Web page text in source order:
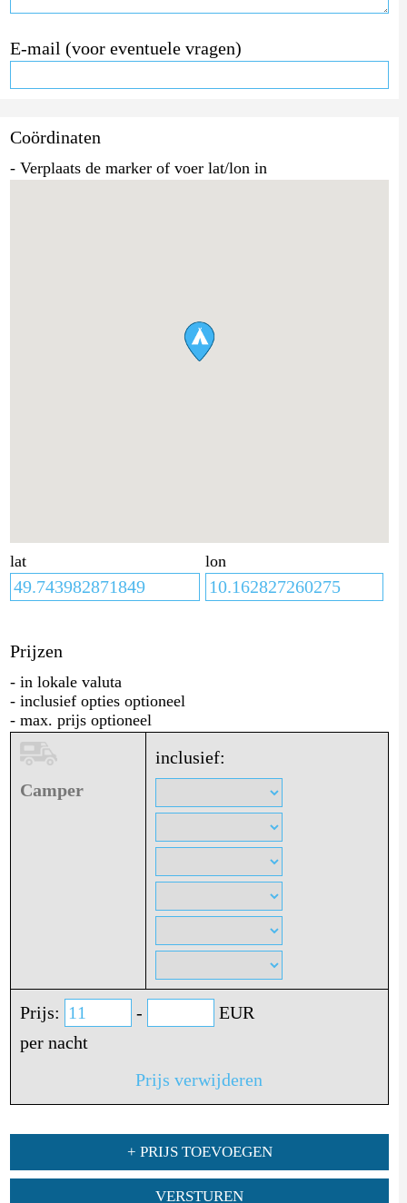
E-mail (voor eventuele vragen)
Coördinaten
- Verplaats de marker of voer lat/lon in
lat lon
Prijzen
- in lokale valuta
- inclusief opties optioneel
- max. prijs optioneel
Camper
inclusief:
Prijs: -
EUR
per nacht
Prijs verwijderen
+ PRIJS TOEVOEGEN
VERSTUREN